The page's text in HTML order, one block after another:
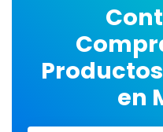
en